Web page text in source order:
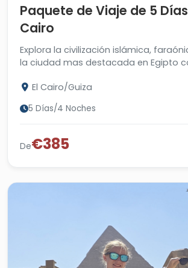
Paquete de Viaje de 5 Días
Cairo
Explora la civilización islámica,
la ciudad mas destacada en Egipto
El Cairo/Guiza
5 Días/4 Noches
De€385